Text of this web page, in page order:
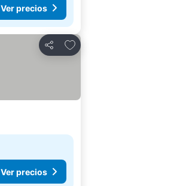
Ver precios
Compartir
Agregar a favoritos
Ver precios